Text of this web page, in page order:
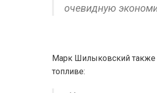
очевидную
Марк Шилыковский также
топливе: